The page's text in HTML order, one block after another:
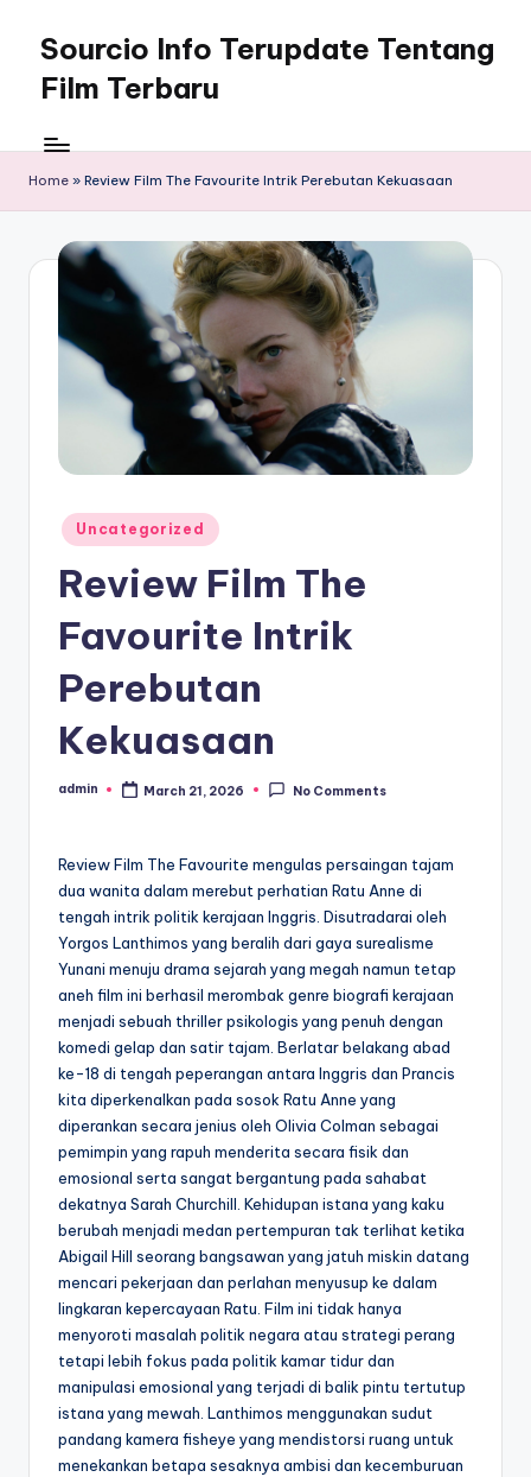
content
Sourcio Info Terupdate Tentang
Film Terbaru
Home » Review Film The Favourite Intrik Perebutan Kekuasaan
Posted
in
Uncategorized
Review Film The
Favourite Intrik
Perebutan
Kekuasaan
Posted
admin March 21, 2026 No Comments
Review Film The Favourite mengulas persaingan tajam
dua wanita dalam merebut perhatian Ratu Anne di
tengah intrik politik kerajaan Inggris. Disutradarai oleh
Yorgos Lanthimos yang beralih dari gaya surealisme
Yunani menuju drama sejarah yang megah namun tetap
aneh film ini berhasil merombak genre biografi kerajaan
menjadi sebuah thriller psikologis yang penuh dengan
komedi gelap dan satir tajam. Berlatar belakang abad
ke-18 di tengah peperangan antara Inggris dan Prancis
kita diperkenalkan pada sosok Ratu Anne yang
diperankan secara jenius oleh Olivia Colman sebagai
pemimpin yang rapuh menderita secara fisik dan
emosional serta sangat bergantung pada sahabat
dekatnya Sarah Churchill. Kehidupan istana yang kaku
berubah menjadi medan pertempuran tak terlihat ketika
Abigail Hill seorang bangsawan yang jatuh miskin datang
mencari pekerjaan dan perlahan menyusup ke dalam
lingkaran kepercayaan Ratu. Film ini tidak hanya
menyoroti masalah politik negara atau strategi perang
tetapi lebih fokus pada politik kamar tidur dan
manipulasi emosional yang terjadi di balik pintu tertutup
istana yang mewah. Lanthimos menggunakan sudut
pandang kamera fisheye yang mendistorsi ruang untuk
menekankan betapa sesaknya ambisi dan kecemburuan